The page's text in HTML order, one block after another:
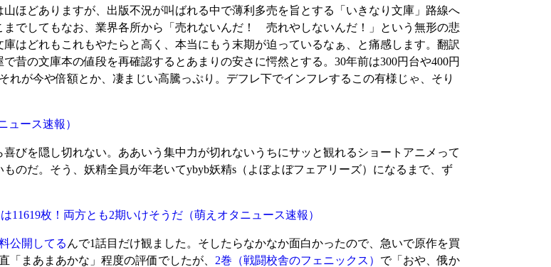
ほどありますが、出版不況が叫ばれる中で薄利多売を旨とする「いきなり文庫」路線へ
でしてもなお、業界各所から「売れないんだ！ 売れやしないんだ！」という無形の悲
はどれもこれもやたらと高く、本当にもう末期が迫っているなぁ、と痛感します。翻訳
昔の文庫本の値段を再確認するとあまりの安さに愕然とする。30年前は300円台や400円
れが今や倍額とか、凄まじい高騰っぷり。デフレ下でインフレするこの有様じゃ、そり
ュース速報）
びを隠し切れない。ああいう集中力が切れないうちにサッと観れるショートアニメって
のだ。そう、妖精全員が年老いてybyb妖精s（よぼよぼフェアリーズ）になるまで、ず
11619枚！両方とも2期いけそうだ （萌えオタニュース速報）
公開してる んで1話目だけ観ました。そしたらなかなか面白かったので、急いで原作を買
「まあまあかな」程度の評価でしたが、 2巻（戦闘校舎のフェニックス） で「おや、俄か